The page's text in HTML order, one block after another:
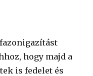
hogy majd a
is fedelet és